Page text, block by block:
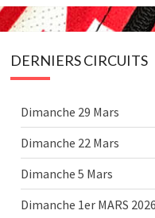
DERNIERS CIRCUITS
Dimanche 29 Mars
Dimanche 22 Mars
Dimanche 5 Mars
Dimanche 1er MARS 2026